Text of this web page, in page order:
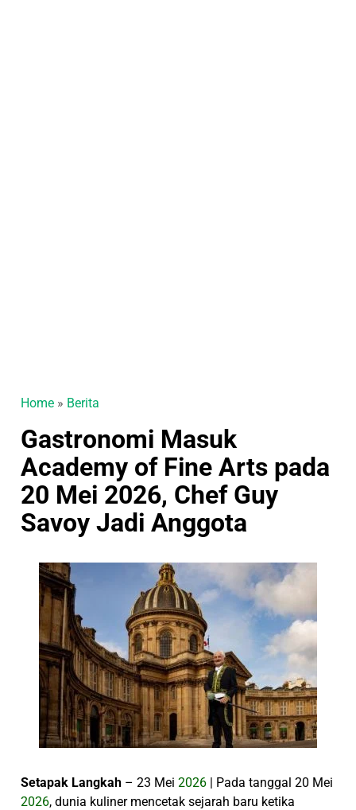
Home » Berita
Gastronomi Masuk
Academy of Fine Arts pada
20 Mei 2026, Chef Guy
Savoy Jadi Anggota
Setapak Langkah – 23 Mei2026 | Pada tanggal 20 Mei
2026, dunia kuliner mencetak sejarah baru ketika